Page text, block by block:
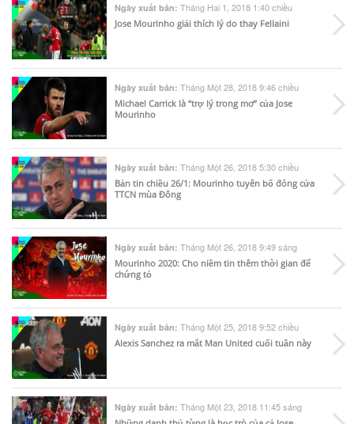
Ngày xuất bản: Tháng Hai 1, 2018 1:40 chiều
Jose Mourinho giải thích lý do thay Fellaini
Ngày xuất bản: Tháng Một 28, 2018 9:46 chiều
Michael Carrick là “trợ lý trong mơ” của Jose
Mourinho
Ngày xuất bản: Tháng Một 26, 2018 5:30 chiều
Bản tin chiều 26/1: Mourinho tuyên bố đóng cửa
TTCN mùa Đông
Ngày xuất bản: Tháng Một 26, 2018 9:49 sáng
Mourinho 2020: Cho niềm tin thêm thời gian để
chứng tỏ
Ngày xuất bản: Tháng Một 25, 2018 9:52 chiều
Alexis Sanchez ra mắt Man United cuối tuần này
Ngày xuất bản: Tháng Một 23, 2018 11:45 sáng